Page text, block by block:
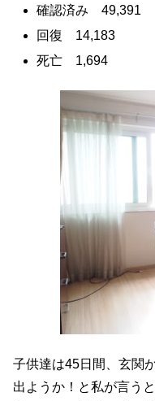
確認済み 49,391
回復 14,183
死亡 1,694
子供達は45日間、玄関
出ようか！と私が言う